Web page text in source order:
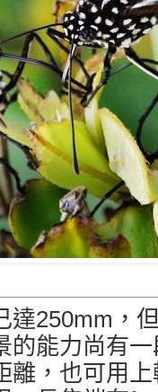
達250mm，
的能力尚有
離，也可用